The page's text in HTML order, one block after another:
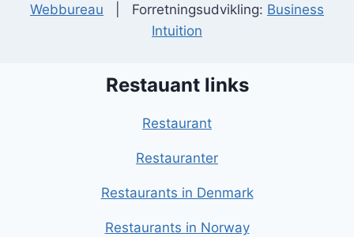
Webbureau | Forretningsudvikling: Business
Intuition
Restauant links
Restaurant
Restauranter
Restaurants in Denmark
Restaurants in Norway